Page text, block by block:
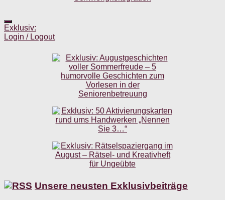
Exklusiv:
Login / Logout
Unsere neusten Exklusivbeiträge